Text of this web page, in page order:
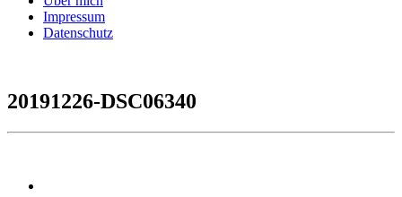
Impressum
Datenschutz
20191226-DSC06340